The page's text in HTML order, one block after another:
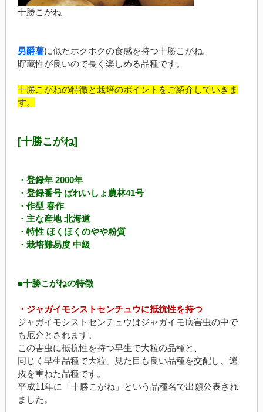
十勝こがね
男爵薯に似たホクホクの食感を持つ十勝こがね。
貯蔵性が良いので長く楽しめる品種です。
十勝こがねの特徴と栽培のポイントをご紹介していきま
す。
[十勝こがね]
・登録年 2000年
・登録番号 ばれいしょ農林41号
・作型 春作
・主な産地 北海道
・特性 ほくほくのやや粉質
・栽培難易度 中級
■十勝こがねの特徴
・ジャガイモシストセンチュウに抵抗性を持つ
ジャガイモシストセンチュウはジャガイモ病害虫の中で
も厄介とされます。
この害虫に抵抗性を持つ早生で大粒の品種と、
同じく早生品種で大粒、見た目も良い品種を交配し、選
抜を重ねた品種です。
平成11年に「十勝こがね」という品種名で出願公表され
ました。